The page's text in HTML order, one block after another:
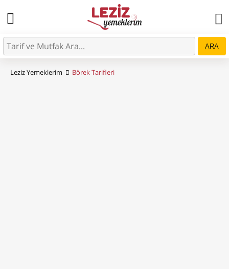
ARA
Leziz Yemeklerim Börek Tarifleri